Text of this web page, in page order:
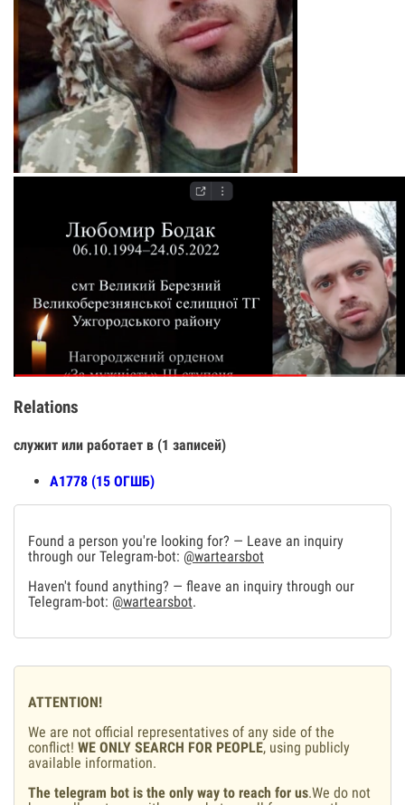
Relations
служит или работает в (1 записей)
А1778 (15 ОГШБ)
Found a person you're looking for? — Leave an inquiry
through our Telegram-bot: @wartearsbot
Haven't found anything? — fleave an inquiry through our
Telegram-bot: @wartearsbot.
ATTENTION!
We are not official representatives of any side of the
conflict! WE ONLY SEARCH FOR PEOPLE, using publicly
available information.
The telegram bot is the only way to reach for us.We do not